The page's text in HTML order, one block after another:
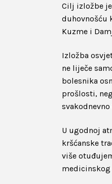
Cilj izložbe
duhovnošću
Kuzme i
Izložba
ne liječe
bolesnika
prošlosti,
U ugodnoj
kršćanske
više